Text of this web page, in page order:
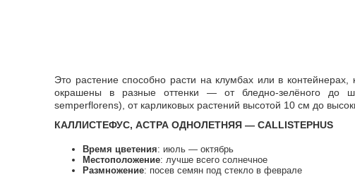
Это растение способно расти на клумбах или в
окрашены в разные оттенки — от бледно-зелёного до
semperflorens), от карликовых растений высотой 10 см до
КАЛЛИСТЕФУС, АСТРА ОДНОЛЕТНЯЯ — CALLISTEPHUS
Время цветения: июль — октябрь
Местоположение: лучше всего солнечное
Размножение: посев семян под стекло в феврале